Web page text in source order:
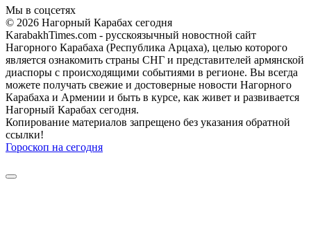
Мы в соцсетях
© 2026 Нагорный Карабах сегодня
KarabakhTimes.com - русскоязычный новостной сайт
Нагорного Карабаха (Республика Арцаха), целью которого
является ознакомить страны СНГ и представителей армянской
диаспоры с происходящими событиями в регионе. Вы всегда
можете получать свежие и достоверные новости Нагорного
Карабаха и Армении и быть в курсе, как живет и развивается
Нагорный Карабах сегодня.
Копирование материалов запрещено без указания обратной
ссылки!
Гороскоп на сегодня